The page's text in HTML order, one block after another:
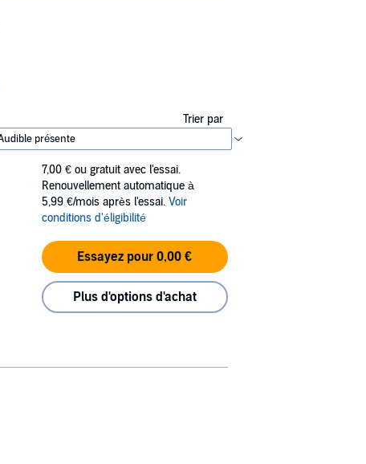
Trier par
7,00 € ou gratuit avec l'essai.
Renouvellement automatique à
5,99 €/mois après l'essai. Voir
conditions d'éligibilité
Essayez pour 0,00 €
Plus d'options d'achat